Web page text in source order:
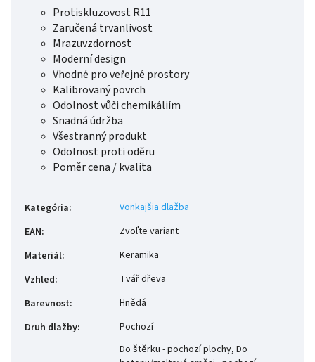
Protiskluzovost R11
Zaručená trvanlivost
Mrazuvzdornost
Moderní design
Vhodné pro veřejné prostory
Kalibrovaný povrch
Odolnost vůči chemikáliím
Snadná údržba
Všestranný produkt
Odolnost proti oděru
Poměr cena / kvalita
Kategória:
Vonkajšia dlažba
EAN:
Zvoľte variant
Materiál:
Keramika
Vzhled:
Tvář dřeva
Barevnost:
Hnědá
Druh dlažby:
Pochozí
Do štěrku - pochozí plochy, Do